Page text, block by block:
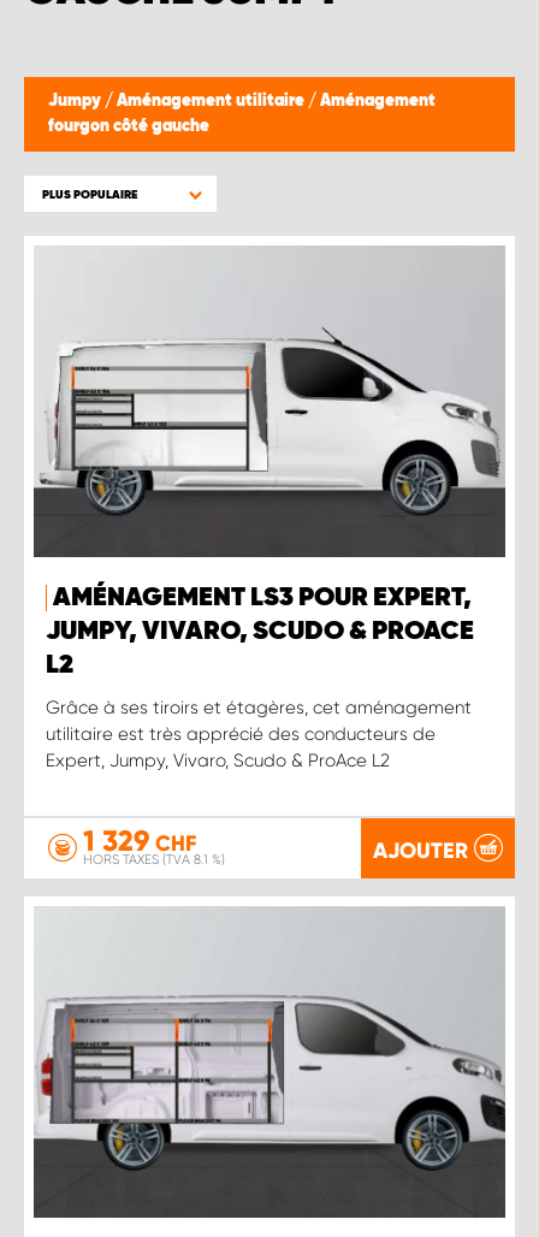
Jumpy / Aménagement utilitaire / Aménagement
fourgon côté gauche
PLUS POPULAIRE
AMÉNAGEMENT LS3 POUR EXPERT,
JUMPY, VIVARO, SCUDO & PROACE
L2
Grâce à ses tiroirs et étagères, cet aménagement
utilitaire est très apprécié des conducteurs de
Expert, Jumpy, Vivaro, Scudo & ProAce L2
1 329 CHF
HORS TAXES (TVA 8.1 %) AJOUTER